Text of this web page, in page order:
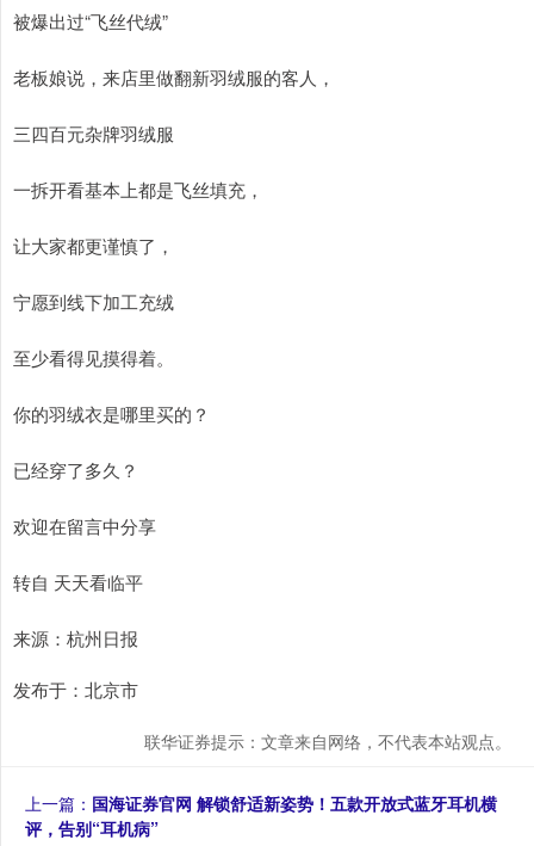
被爆出过“飞丝代绒”
老板娘说，来店里做翻新羽绒服的客人，
三四百元杂牌羽绒服
一拆开看基本上都是飞丝填充，
让大家都更谨慎了，
宁愿到线下加工充绒
至少看得见摸得着。
你的羽绒衣是哪里买的？
已经穿了多久？
欢迎在留言中分享
转自 天天看临平
来源：杭州日报
发布于：北京市
联华证券提示：文章来自网络，不代表本站观点。
上一篇： 国海证券官网 解锁舒适新姿势！五款开放式蓝牙耳机横
评，告别“耳机病”